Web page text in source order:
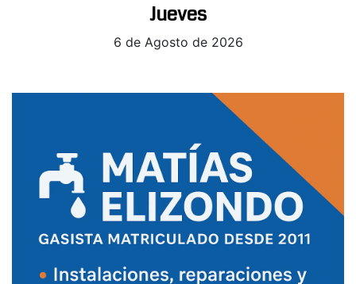
Jueves
6 de Agosto de 2026